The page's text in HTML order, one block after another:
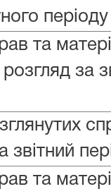
періоду
та
за
звітний
та